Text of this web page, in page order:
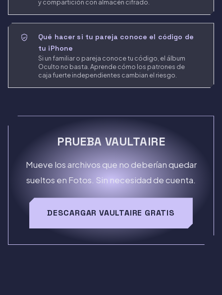
y compartición con almacén cifrado.
Qué hacer si tu pareja conoce el código de
tu iPhone
Si un familiar o pareja conoce tu código, el álbum
Oculto no basta. Aprende cómo los patrones de
caja fuerte independientes cambian el riesgo.
PRUEBA VAULTAIRE
Mueve los archivos que no deberían quedar
sueltos en Fotos. Sin necesidad de cuenta.
DESCARGAR VAULTAIRE GRATIS